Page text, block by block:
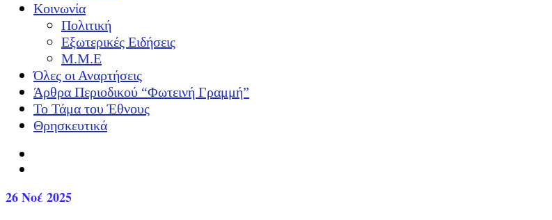
Κοινωνία
Πολιτική
Εξωτερικές Ειδήσεις
Μ.Μ.Ε
Όλες οι Αναρτήσεις
Άρθρα Περιοδικού “Φωτεινή Γραμμή”
Το Τάμα του Έθνους
Θρησκευτικά
26Νοέ 2025